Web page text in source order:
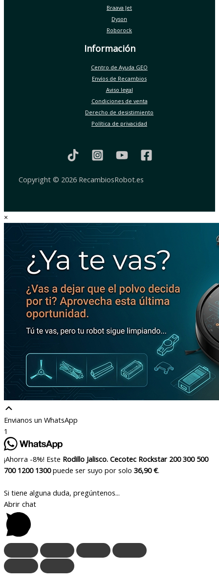
Braava Jet
Dyson
Roborock
Información
Centro de Ayuda GEO
Envíos de Recambios
Aviso legal
Condiciones de venta
Derecho de desistimiento
Política de privacidad
Copyright © 2026 RecambiosRobot.es
×
Envianos un WhatsApp
1
¡Ahorra -8%! Este Rodillo Jalisco. Cecotec Rockstar 200 300 500
700 1200 1300puede ser suyo por solo 36,90 €.
Si tiene alguna duda, pregúntenos...
Abrir chat